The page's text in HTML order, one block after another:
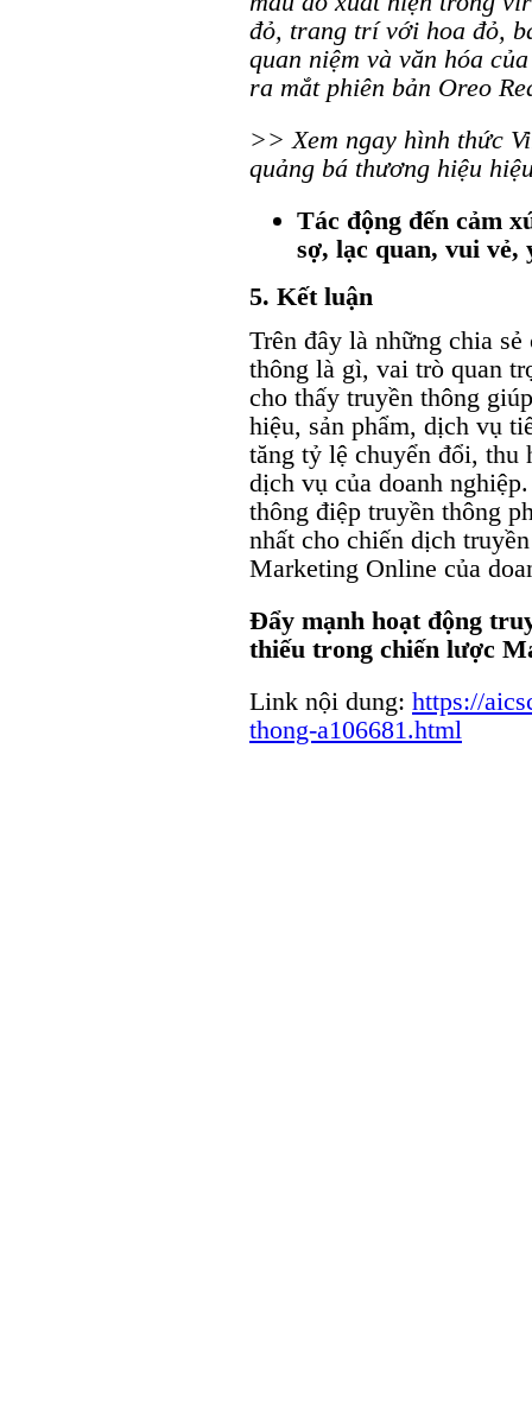
đỏ, trang trí với hoa đỏ,
quan niệm và văn hóa
ra mắt phiên bản Oreo
>> Xem ngay hình thức
quảng bá thương hiệu
Tác động đến cảm
sợ, lạc quan, vui vẻ,
5. Kết luận
Trên đây là những chia
thông là gì, vai trò quan
cho thấy truyền thông
hiệu, sản phẩm, dịch vụ
tăng tỷ lệ chuyển đổi, thu
dịch vụ của doanh
thông điệp truyền thông
nhất cho chiến dịch
Marketing Online của
Đẩy mạnh hoạt động
thiếu trong chiến lược
Link nội dung: https://
thong-a106681.html